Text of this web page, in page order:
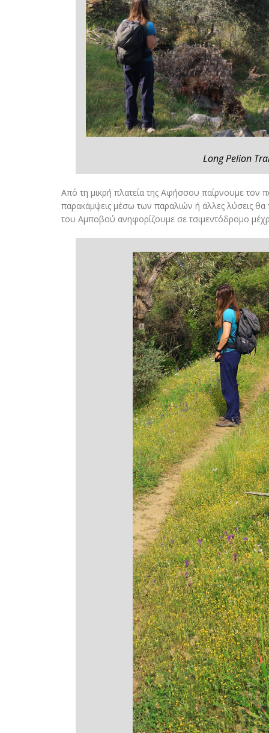
Long Pelion
Από τη μικρή πλατεία της Αφήσσου παίρνουμε
παρακάμψεις μέσω των παραλιών ή άλλες λύσεις
του Αμποβού ανηφορίζουμε σε τσιμεντόδρομο